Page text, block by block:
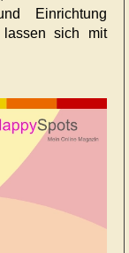
Einrichtung
lassen sich mit